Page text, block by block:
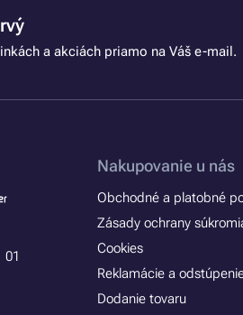
a akciách priamo na Váš e-mail.
01
Nakupovanie u nás
Obchodné a platobné
Zásady ochrany
Cookies
Reklamácie a
Dodanie tovaru